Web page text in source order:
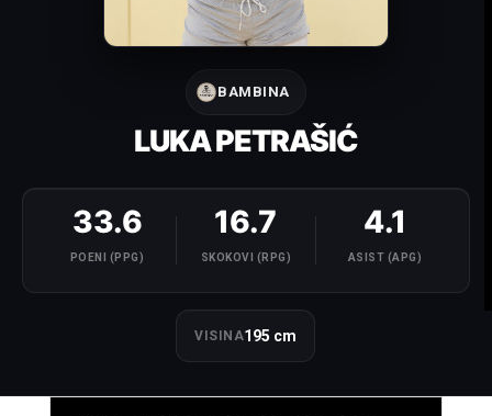
BAMBINA
LUKA PETRAŠIĆ
33.6
POENI (PPG)
16.7
SKOKOVI (RPG)
4.1
ASIST (APG)
VISINA195 cm